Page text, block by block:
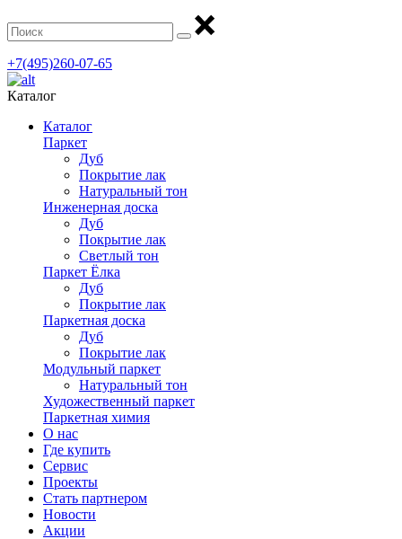
+7(495)260-07-65
Каталог
Каталог
Паркет
Дуб
Покрытие лак
Натуральный тон
Инженерная доска
Дуб
Покрытие лак
Светлый тон
Паркет Ёлка
Дуб
Покрытие лак
Паркетная доска
Дуб
Покрытие лак
Модульный паркет
Натуральный тон
Художественный паркет
Паркетная химия
О нас
Где купить
Сервис
Проекты
Стать партнером
Новости
Акции